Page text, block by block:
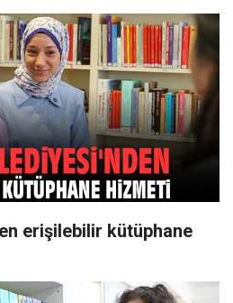
erişilebilir kütüphane